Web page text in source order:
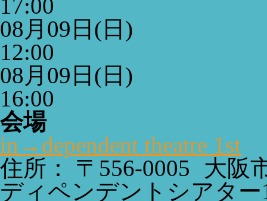
17:00
08月09日(日)
12:00
08月09日(日)
16:00
会場
in→dependent theatre 1st
住所： 〒556-0005 大阪
ディペンデントシアター